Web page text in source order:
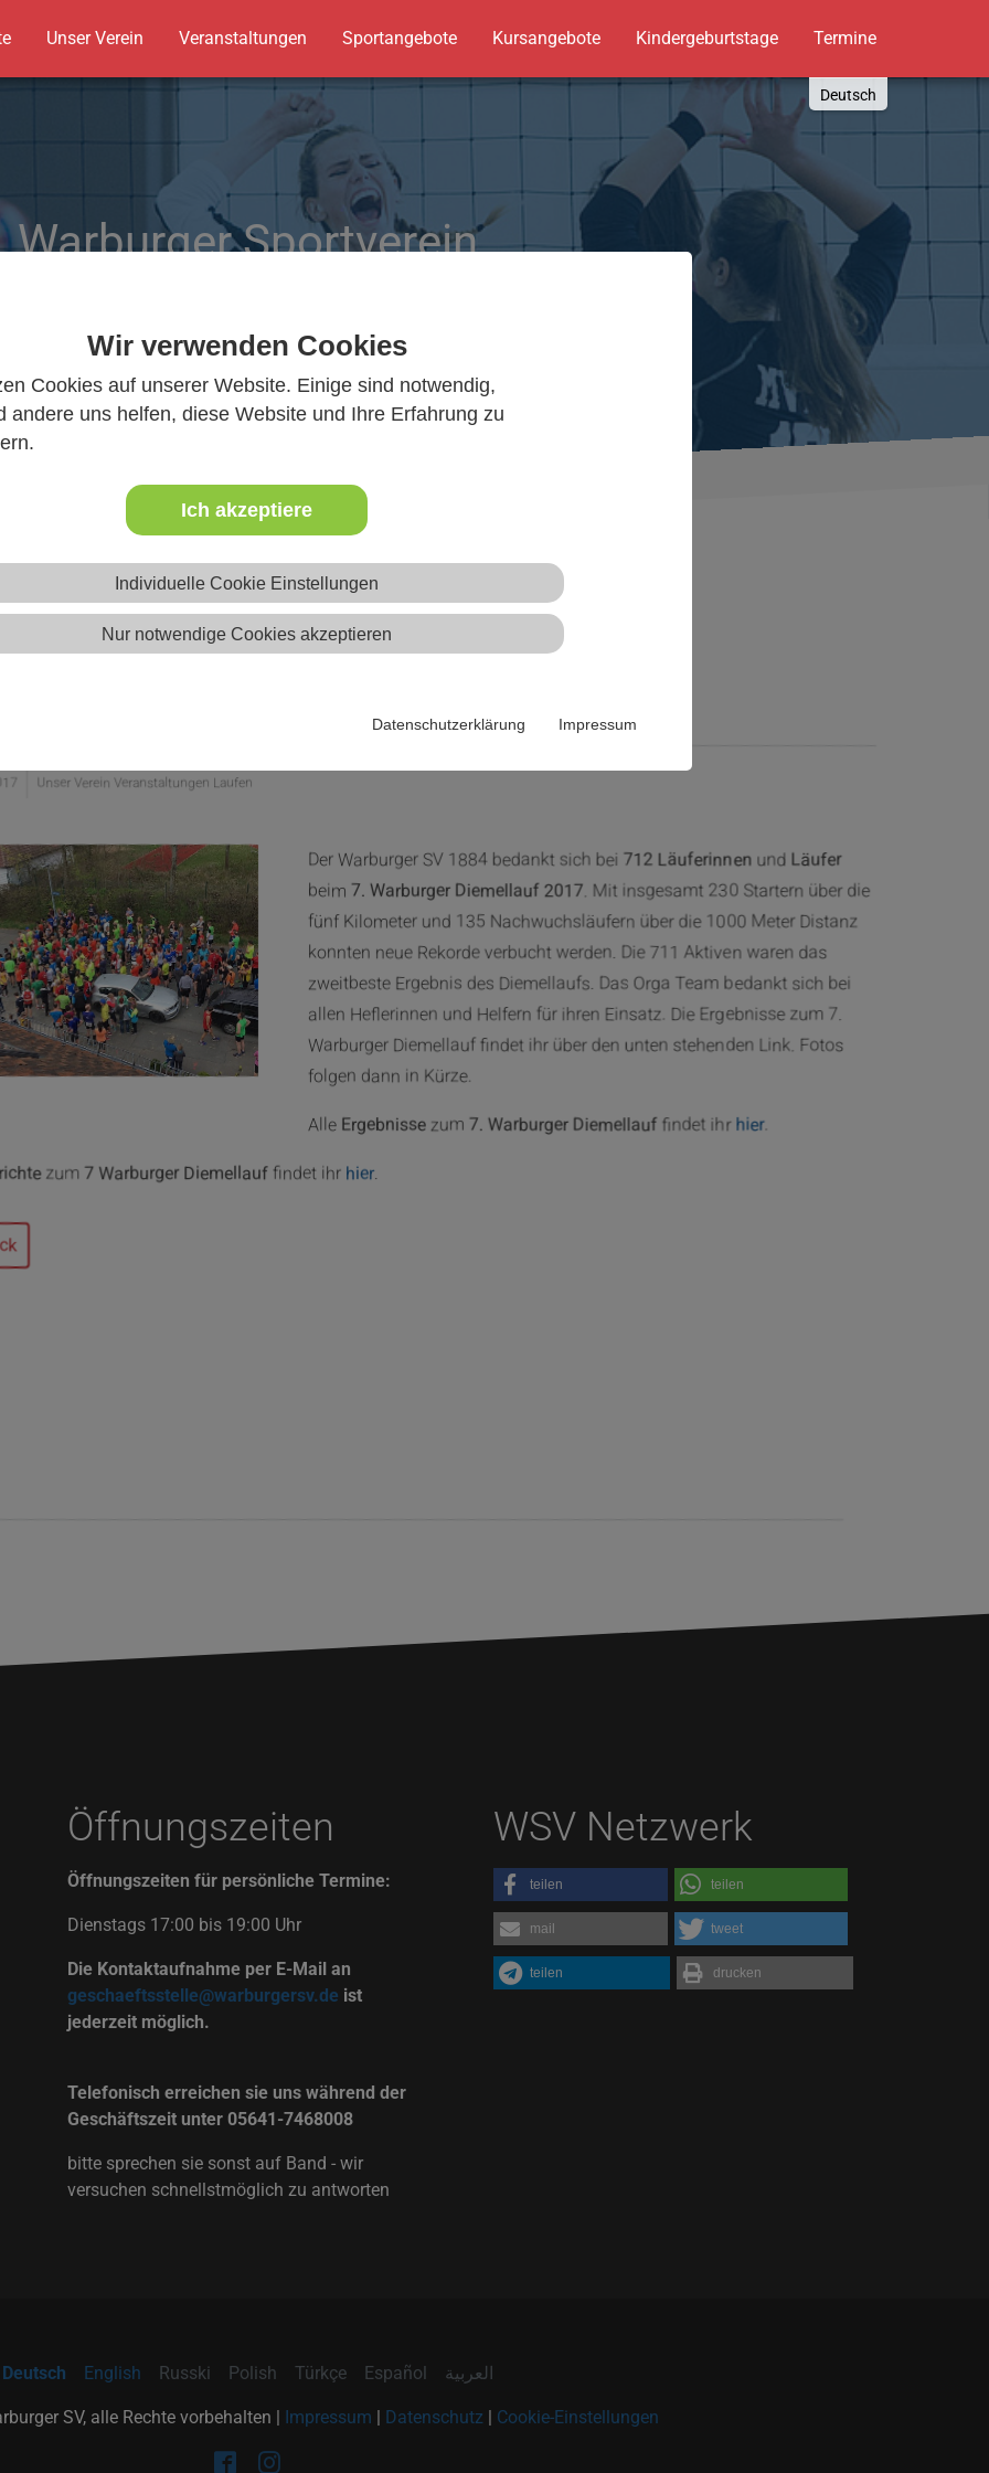
Wir verwenden Cookies
Cookies auf unserer Website. Einige sind notwendig,
andere uns helfen, diese Website und Ihre Erfahrung zu
Ich akzeptiere
Individuelle Cookie Einstellungen
Nur notwendige Cookies akzeptieren
Datenschutzerklärung Impressum
Unser Verein Veranstaltungen Sportangebote Kursangebote Kindergeburtstage Termine
Deutsch
English
Polish
Türkçe
Español
العربية
Warburger Sportverein
Unser Verein Veranstaltungen Laufen
Der Warburger SV 1884 bedankt sich bei 712 Läuferinnenund Läufer
beim 7. Warburger Diemellauf 2017. Mit insgesamt 230 Startern über die
fünf Kilometer und 135 Nachwuchsläufern über die 1000 Meter Distanz
konnten neue Rekorde verbucht werden. Die 711 Aktiven waren das
zweitbeste Ergebnis des Diemellaufs. Das Orga Team bedankt sich bei
allen Heflerinnen und Helfern für ihren Einsatz. Die Ergebnisse zum 7.
Warburger Diemellauf findet ihr über den unten stehenden Link. Fotos
folgen dann in Kürze.
Alle Ergebnissezum 7. Warburger Diemellauf findet ihr hier.
zum 7 Warburger Diemellauf findet ihr hier.
Öffnungszeiten
Öffnungszeiten für persönliche Termine:
Dienstags 17:00 bis 19:00 Uhr
Die Kontaktaufnahme per E-Mail an
geschaeftsstelle@warburgersv.de ist
jederzeit möglich.
Telefonisch erreichen sie uns während der
Geschäftszeit unter 05641-7468008
bitte sprechen sie sonst auf Band - wir
versuchen schnellstmöglich zu antworten
WSV Netzwerk
teilen teilen
mail tweet
teilen drucken
Deutsch English Russki Polish Türkçe Español العربية
SV, alle Rechte vorbehalten | Impressum | Datenschutz | Cookie-Einstellungen